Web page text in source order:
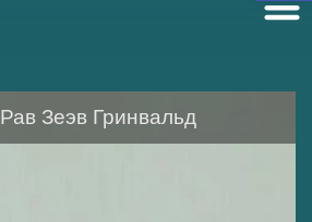
Рав Зеэв Гринвальд